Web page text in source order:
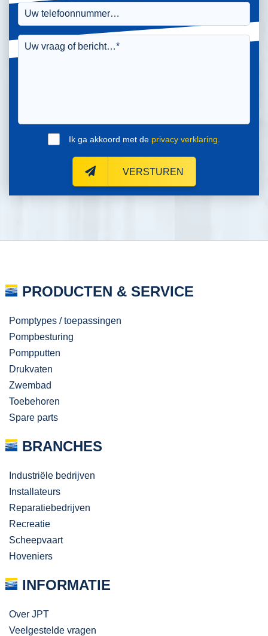
Ik ga akkoord met de privacy verklaring
VERSTUREN
PRODUCTEN & SERVICE
Pomptypes / toepassingen
Pompbesturing
Pompputten
Drukvaten
Zwembad
Toebehoren
Spare parts
BRANCHES
Industriële bedrijven
Installateurs
Reparatiebedrijven
Recreatie
Scheepvaart
Hoveniers
INFORMATIE
Over JPT
Veelgestelde vragen